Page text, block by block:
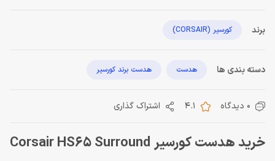
برند کورسیر (CORSAIR)
دسته بندی ها هدست هدست برند کورسیر
0 دیدگاه 4.1 اشتراک گذاری
خرید هدست کورسیر Corsair HS65 Surround